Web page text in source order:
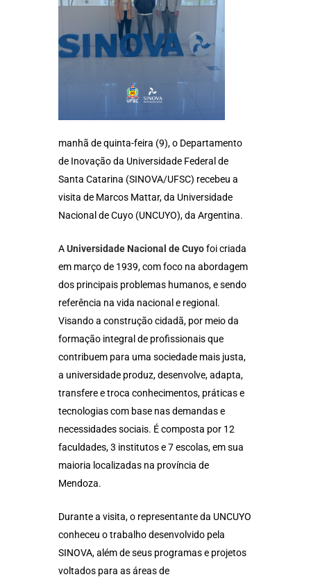
manhã de quinta-feira (9), o Departamento
de Inovação da Universidade Federal de
Santa Catarina (SINOVA/UFSC) recebeu a
visita de Marcos Mattar, da Universidade
Nacional de Cuyo (UNCUYO), da Argentina.
AUniversidade Nacional de Cuyofoi criada
em março de 1939, com foco na abordagem
dos principais problemas humanos, e sendo
referência na vida nacional e regional.
Visando a construção cidadã, por meio da
formação integral de profissionais que
contribuem para uma sociedade mais justa,
a universidade produz, desenvolve, adapta,
transfere e troca conhecimentos, práticas e
tecnologias com base nas demandas e
necessidades sociais. É composta por 12
faculdades, 3 institutos e 7 escolas, em sua
maioria localizadas na província de
Mendoza.
Durante a visita, o representante da UNCUYO
conheceu o trabalho desenvolvido pela
SINOVA, além de seus programas e projetos
voltados para as áreas de